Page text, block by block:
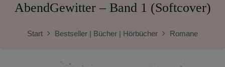
AbendGewitter – Band 1 (Softcover)
Start Bestseller | Bücher | Hörbücher Romane